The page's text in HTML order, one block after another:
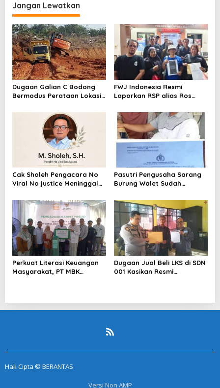
s
i
p
o
s
Jangan Lewatkan
Dugaan Galian C Bodong
Bermodus Perataan Lokasi
Riau Akan Tinjauan Lokasi
FWJ Indonesia Resmi
Laporkan RSP alias Ros
Cak Sholeh Pengacara No
Viral No justice Meninggal
Pasutri Pengusaha Sarang
Burung Walet Sudah
Pelapor Desak Polda Jambi
Segera Lakukan Penahanan
Perkuat Literasi Keuangan
Masyarakat, PT MBK
Dugaan Jual Beli LKS di SDN
001 Kasikan Resmi
Hak Cipta © BERANTAS
Versi Non AMP